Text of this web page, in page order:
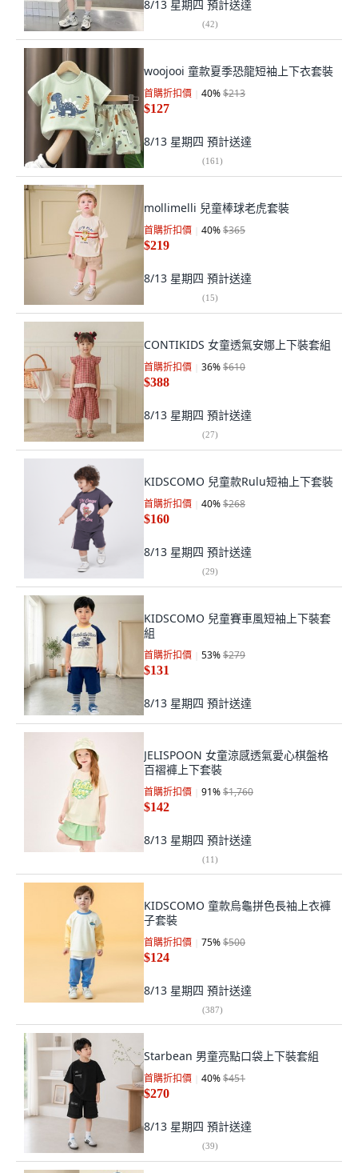
8/13 星期四 預計送達
(42)
woojooi 童款夏季恐龍短袖上下衣套裝
首購折扣價 40%$213
$127
8/13 星期四 預計送達
(161)
mollimelli 兒童棒球老虎套裝
首購折扣價 40%$365
$219
8/13 星期四 預計送達
(15)
CONTIKIDS 女童透氣安娜上下裝套組
首購折扣價 36%$610
$388
8/13 星期四 預計送達
(27)
KIDSCOMO 兒童款Rulu短袖上下套裝
首購折扣價 40%$268
$160
8/13 星期四 預計送達
(29)
KIDSCOMO 兒童賽車風短袖上下裝套
組
首購折扣價 53%$279
$131
8/13 星期四 預計送達
JELISPOON 女童涼感透氣愛心棋盤格
百褶褲上下套裝
首購折扣價 91%$1,760
$142
8/13 星期四 預計送達
(11)
KIDSCOMO 童款烏龜拼色長袖上衣褲
子套裝
首購折扣價 75%$500
$124
8/13 星期四 預計送達
(387)
Starbean 男童亮點口袋上下裝套組
首購折扣價 40%$451
$270
8/13 星期四 預計送達
(39)